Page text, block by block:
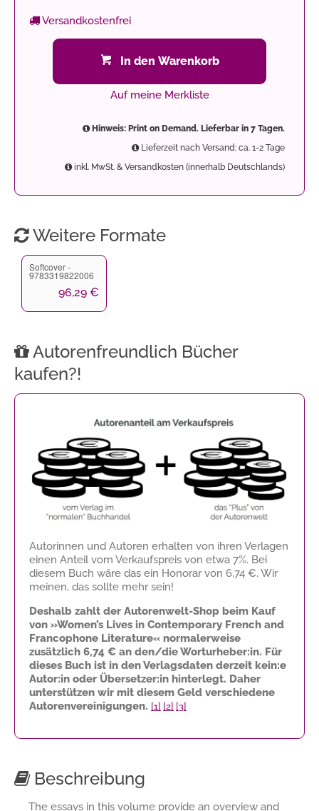
Versandkostenfrei
In den Warenkorb
Auf meine Merkliste
Hinweis: Print on Demand. Lieferbar in 7 Tagen.
Lieferzeit nach Versand: ca. 1-2 Tage
inkl. MwSt. & Versandkosten (innerhalb Deutschlands)
Weitere Formate
Softcover -
9783319822006
96,29 €
Autorenfreundlich Bücher
kaufen?!
Autorinnen und Autoren erhalten von ihren Verlagen
einen Anteil vom Verkaufspreis von etwa 7%. Bei
diesem Buch wäre das ein Honorar von 6,74 €. Wir
meinen, das sollte mehr sein!
Deshalb zahlt der Autorenwelt-Shop beim Kauf
von »Women’s Lives in Contemporary French and
Francophone Literature« normalerweise
zusätzlich 6,74 € an den/die Worturheber:in. Für
dieses Buch ist in den Verlagsdaten derzeit kein:e
Autor:in oder Übersetzer:in hinterlegt. Daher
unterstützen wir mit diesem Geld verschiedene
Autorenvereinigungen. [1] [2] [3]
Beschreibung
The essays in this volume provide an overview and